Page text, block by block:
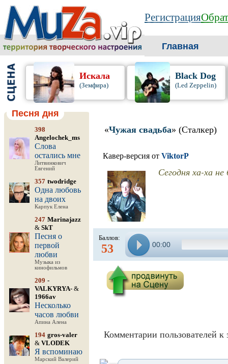
Регистрация
Главная
Искала
(Земфира)
Black Dog
(Led Zeppelin)
Песня дня
398
Angelochek_ms
Слова
остались мне
Литвинкович
Евгений
357 twodridge
Одна любовь
на двоих
Карпук Елена
247 Marinajazz
& SkT
Песня о
первой
любви
Музыка из
кинофильмов
209 -
VALKYRYA- &
1966av
Несколько
часов любви
Апина Алена
194 gros-valer
& VLODEK
Я вспоминаю
Марский Валерий
«Чужая свадьба» (Сталкер)
Кавер-версия от ViktorP
Сегодня ха-ха
Баллов:
53 00:00
Комментарии пользователей к